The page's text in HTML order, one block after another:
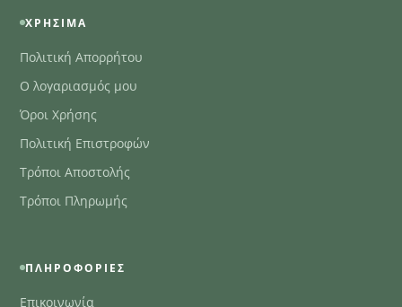
ΧΡΉΣΙΜΑ
Πολιτική Απορρήτου
Ο λογαριασμός μου
Όροι Χρήσης
Πολιτική Επιστροφών
Τρόποι Αποστολής
Τρόποι Πληρωμής
ΠΛΗΡΟΦΟΡΊΕΣ
Επικοινωνία